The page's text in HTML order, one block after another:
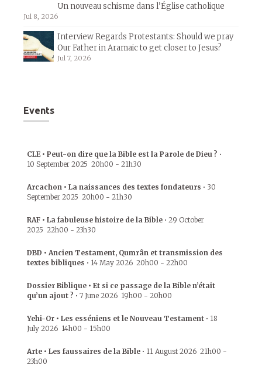
Un nouveau schisme dans l’Église catholique
Jul 8, 2026
Interview Regards Protestants: Should we pray
Our Father in Aramaic to get closer to Jesus?
Jul 7, 2026
Events
CLE • Peut-on dire que la Bible est la Parole de Dieu ? •
10 September 2025 20h00 - 21h30
Arcachon • La naissances des textes fondateurs • 30
September 2025 20h00 - 21h30
RAF • La fabuleuse histoire de la Bible • 29 October
2025 22h00 - 23h30
DBD • Ancien Testament, Qumrân et transmission des
textes bibliques • 14 May 2026 20h00 - 22h00
Dossier Biblique • Et si ce passage de la Bible n’était
qu’un ajout ? • 7 June 2026 19h00 - 20h00
Yehi-Or • Les esséniens et le Nouveau Testament • 18
July 2026 14h00 - 15h00
Arte • Les faussaires de la Bible • 11 August 2026 21h00 -
23h00